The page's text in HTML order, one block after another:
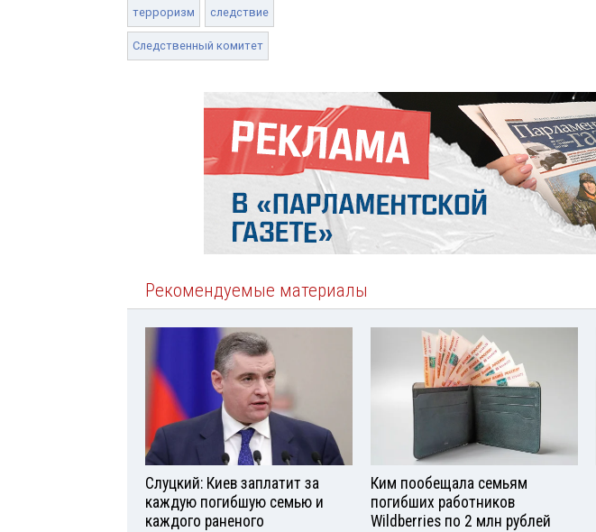
терроризм следствие
Следственный комитет
Рекомендуемые материалы
Слуцкий: Киев заплатит за
каждую погибшую семью и
каждого раненого
Ким пообещала семьям
погибших работников
Wildberries по 2 млн рублей